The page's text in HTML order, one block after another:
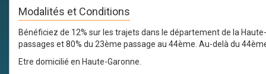
Modalités et Conditions
Bénéficiez de 12% sur les trajets dans le département de la
passages et 80% du 23ème passage au 44ème. Au-delà du
Etre domicilié en Haute-Garonne.